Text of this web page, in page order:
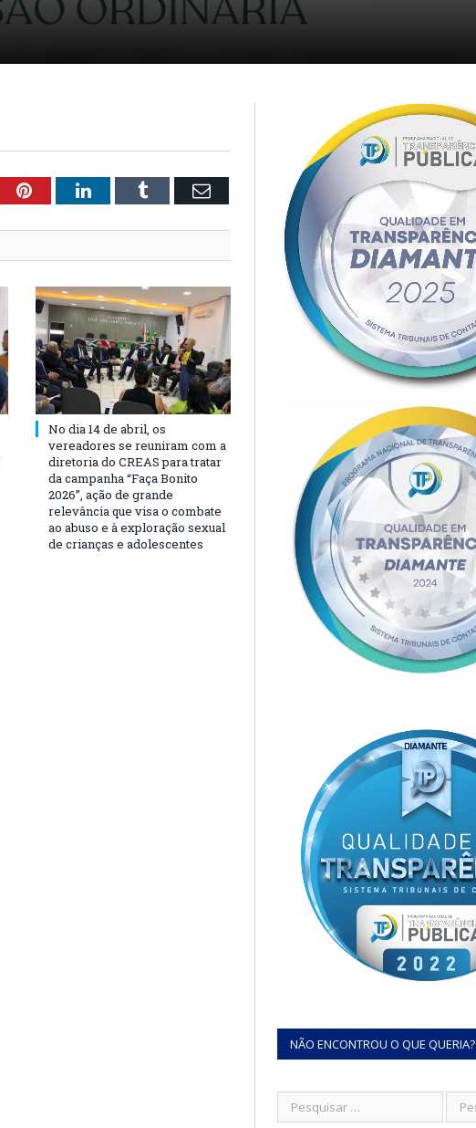
PinterestLinkedInTumblr Email
No dia 14 de abril, os
vereadores se reuniram com a
diretoria do CREAS para tratar
da campanha “Faça Bonito
2026”, ação de grande
relevância que visa o combate
ao abuso e à exploração sexual
de crianças e adolescentes
NÃO ENCONTROU O QUE QUERIA?